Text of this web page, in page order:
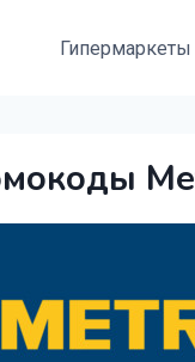
Гипермаркеты